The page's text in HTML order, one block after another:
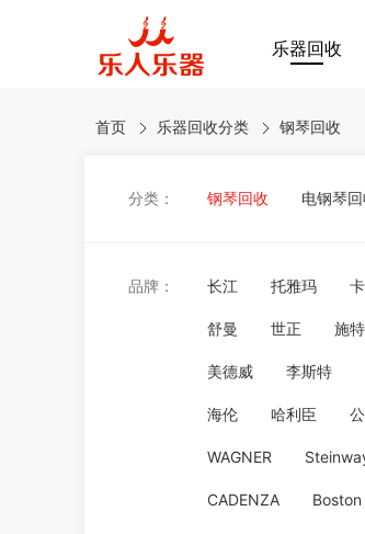
乐器回收
首页 乐器回收分类 钢琴回收
分类： 钢琴回收 电钢琴
品牌： 长江 托雅玛
舒曼 世正 施
美德威 李斯特
海伦 哈利臣
WAGNER
CADENZA Boston